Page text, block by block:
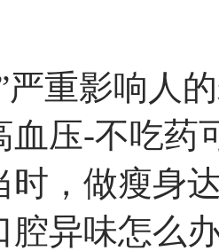
严重影响人
血压-不吃药
时，做瘦身
腔异味怎么